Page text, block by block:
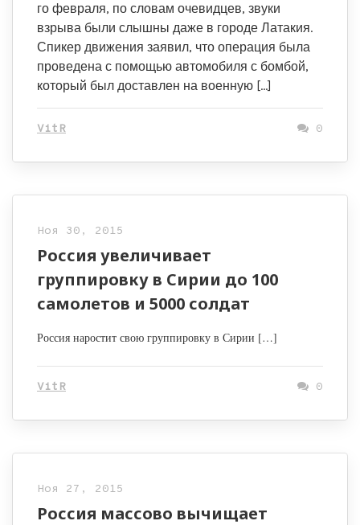
го февраля, по словам очевидцев, звуки
взрыва были слышны даже в городе Латакия.
Спикер движения заявил, что операция была
проведена с помощью автомобиля с бомбой,
который был доставлен на военную […]
VitR 0
Ноя 30, 2015
Россия увеличивает
группировку в Сирии до 100
самолетов и 5000 солдат
Россия наростит свою группировку в Сирии […]
VitR 0
Ноя 27, 2015
Россия массово вычищает